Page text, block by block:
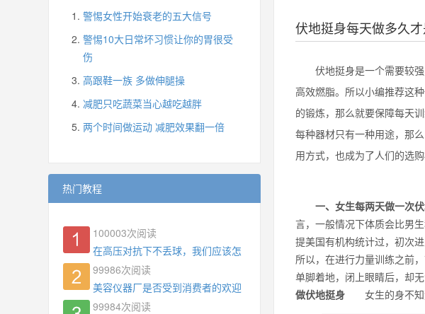
伏地挺身每天做多久
伏地挺身是一个需要较强
高效燃脂。所以小编推荐这
的锻炼，那么就要保障每天
每种器材只有一种用途，那
用方式，也成为了人们的选
一、女生每两天做一次
言，一般情况下体质会比男
提美国有机构统计过，初次
所以，在进行力量训练之前
单脚着地，闭上眼睛后，却
做伏地挺身 女生的身不知
警惕女性开始衰老的五大信号
警惕10大日常坏习惯让你的胃很受
伤
高跟鞋一族 多做伸腿操
减肥只吃蔬菜当心越吃越胖
两个时间做运动 减肥效果翻一倍
热门教程
100003次阅读
在高压对抗下不丢球，我们应该怎么练?
99986次阅读
美容仪器厂是否受到消费者的欢迎
99984次阅读